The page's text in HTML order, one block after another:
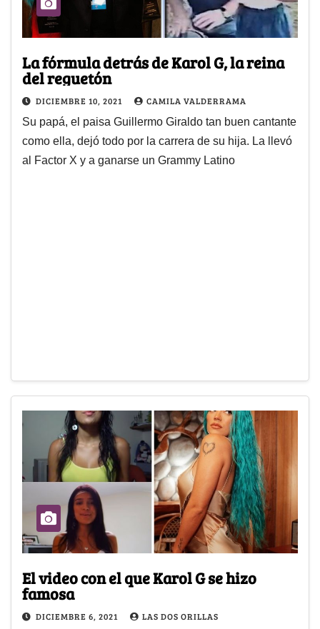
La fórmula detrás de Karol G, la reina
del reguetón
DICIEMBRE 10, 2021 CAMILA VALDERRAMA
Su papá, el paisa Guillermo Giraldo tan buen cantante
como ella, dejó todo por la carrera de su hija. La llevó
al Factor X y a ganarse un Grammy Latino
El video con el que Karol G se hizo
famosa
DICIEMBRE 6, 2021 LAS DOS ORILLAS